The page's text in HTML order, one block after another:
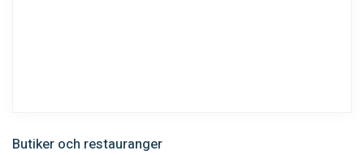
Butiker och restauranger